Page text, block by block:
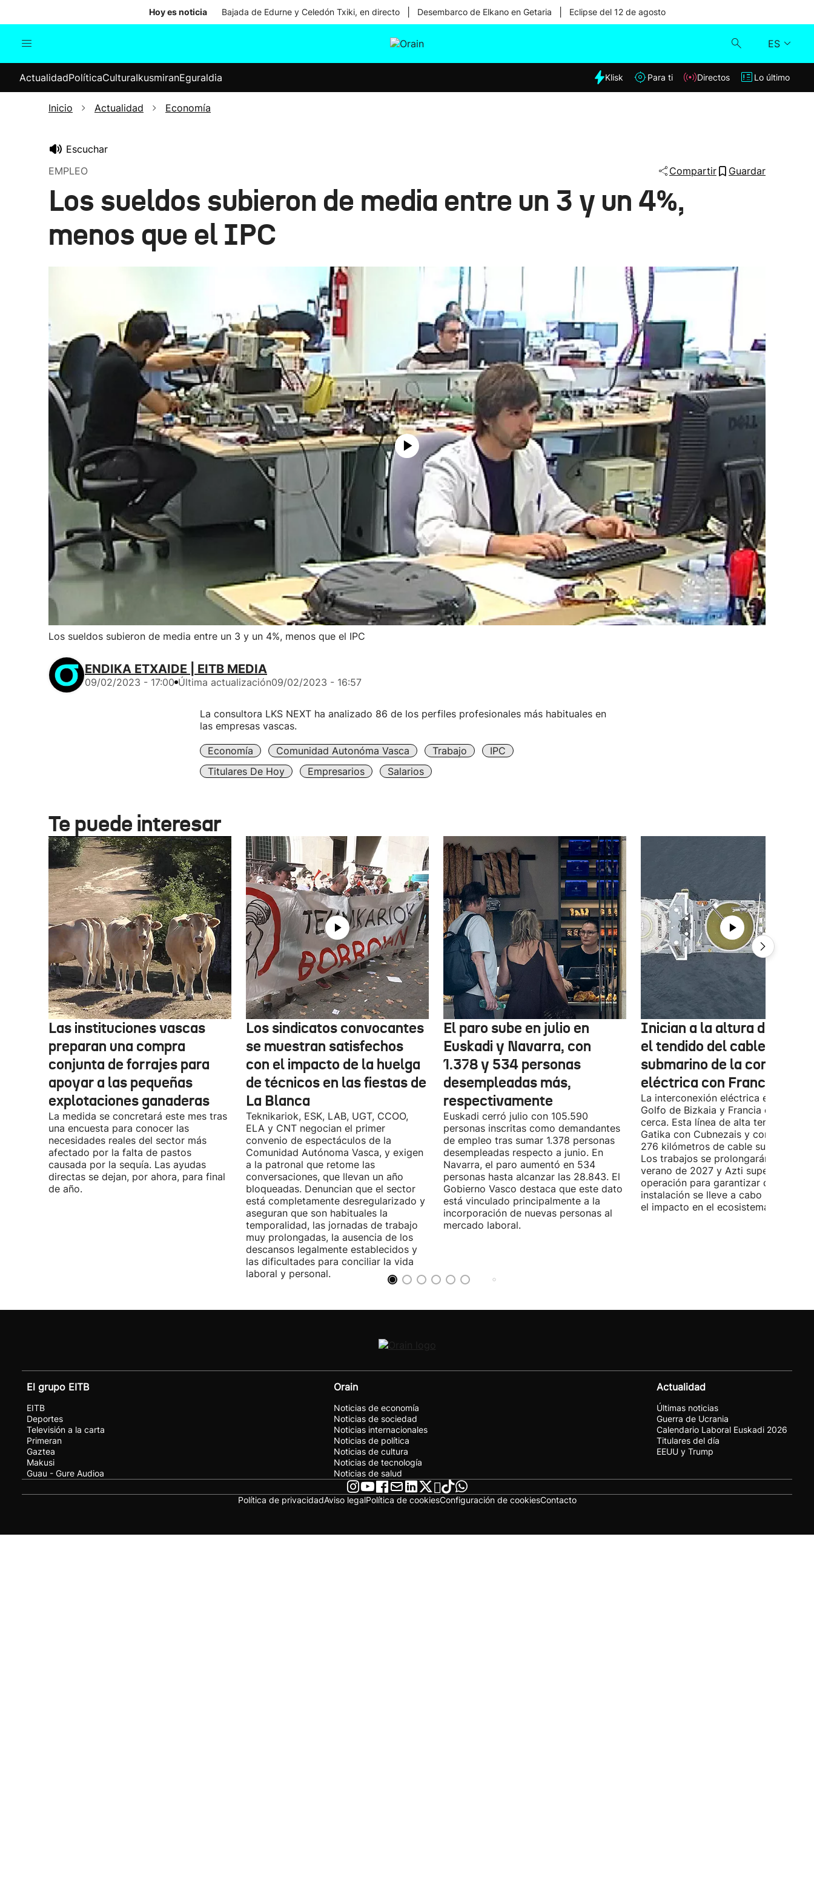
Hoy es noticia Bajada de Edurne y Celedón Txiki, en directo Desembarco de Elkano en Getaria Eclipse del 12 de agosto
ES
Internacional
Elecciones
Klisk
ActualidadPolíticaCulturaIkusmiranEguraldia Klisk Para ti Directos Lo último
Inicio Actualidad Economía
Escuchar
EMPLEO
Compartir Guardar
Los sueldos subieron de media entre un 3 y un 4%,
menos que el IPC
Los sueldos subieron de media entre un 3 y un 4%, menos que el IPC
ENDIKA ETXAIDE | EITB MEDIA
09/02/2023 - 17:00 Última actualización09/02/2023 - 16:57
La consultora LKS NEXT ha analizado 86 de los perfiles profesionales más habituales en
las empresas vascas.
Economía Comunidad Autonóma Vasca Trabajo
IPC
Titulares De Hoy
Empresarios Salarios
Te puede interesar
Las instituciones vascas
preparan una compra
conjunta de forrajes para
apoyar a las pequeñas
explotaciones ganaderas
La medida se concretará este mes tras
una encuesta para conocer las
necesidades reales del sector más
afectado por la falta de pastos
causada por la sequía. Las ayudas
directas se dejan, por ahora, para final
de año.
Los sindicatos convocantes
se muestran satisfechos
con el impacto de la huelga
de técnicos en las fiestas de
La Blanca
Teknikariok, ESK, LAB, UGT, CCOO,
ELA y CNT negocian el primer
convenio de espectáculos de la
Comunidad Autónoma Vasca, y exigen
a la patronal que retome las
conversaciones, que llevan un año
bloqueadas. Denuncian que el sector
está completamente desregularizado y
aseguran que son habituales la
temporalidad, las jornadas de trabajo
muy prolongadas, la ausencia de los
descansos legalmente establecidos y
las dificultades para conciliar la vida
laboral y personal.
El paro sube en julio en
Euskadi y Navarra, con
1.378 y 534 personas
desempleadas más,
respectivamente
Euskadi cerró julio con 105.590
personas inscritas como demandantes
de empleo tras sumar 1.378 personas
desempleadas respecto a junio. En
Navarra, el paro aumentó en 534
personas hasta alcanzar las 28.843. El
Gobierno Vasco destaca que este dato
está vinculado principalmente a la
incorporación de nuevas personas al
mercado laboral.
Inician a la altura de
el tendido del cable
submarino de la conexión
eléctrica con Francia
La interconexión eléctrica entre el
Golfo de Bizkaia y Francia está más
cerca. Esta línea de alta tensión unirá
Gatika con Cubnezais y contará con
276 kilómetros de cable submarino.
Los trabajos se prolongarán hasta
verano de 2027 y Azti supervisará la
operación para garantizar que la
instalación se lleve a cabo
el impacto en el ecosistema marino.
El grupo EITB
EITB
Deportes
Televisión a la carta
Primeran
Gaztea
Makusi
Guau - Gure Audioa
Orain
Noticias de economía
Noticias de sociedad
Noticias internacionales
Noticias de política
Noticias de cultura
Noticias de tecnología
Noticias de salud
Actualidad
Últimas noticias
Guerra de Ucrania
Calendario Laboral Euskadi 2026
Titulares del día
EEUU y Trump
Política de privacidadAviso legalPolítica de cookiesConfiguración de cookiesContacto